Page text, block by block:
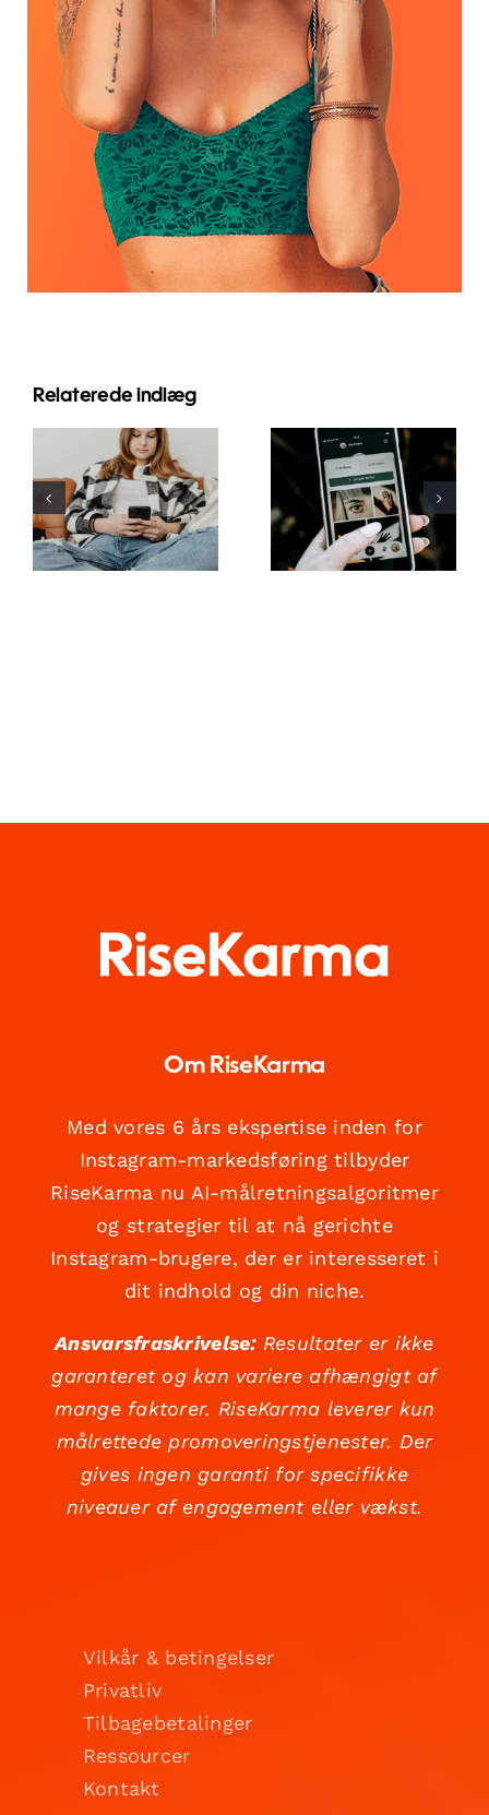
Relaterede indlæg
Innovative
strategier til
at øge
synligheden
af
Facebook-
Bedste
praksis for
brug af
augmented
reality-filtre
på sociale
Om RiseKarma
Med vores 6 års ekspertise inden for
Instagram-markedsføring tilbyder
RiseKarma nu AI-målretningsalgoritmer
og strategier til at nå gerichte
Instagram-brugere, der er interesseret i
dit indhold og din niche.
Ansvarsfraskrivelse:Resultater er ikke
garanteret og kan variere afhængigt af
mange faktorer. RiseKarma leverer kun
målrettede promoveringstjenester. Der
gives ingen garanti for specifikke
niveauer af engagement eller vækst.
Vilkår & betingelser
Privatliv
Tilbagebetalinger
Ressourcer
Kontakt